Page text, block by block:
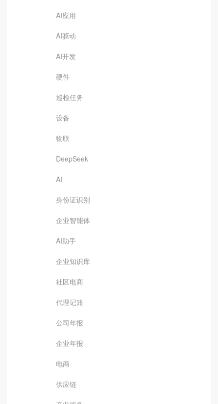
AI应用
AI驱动
AI开发
硬件
巡检任务
设备
物联
DeepSeek
AI
身份证识别
企业智能体
AI助手
企业知识库
社区电商
代理记账
公司年报
企业年报
电商
供应链